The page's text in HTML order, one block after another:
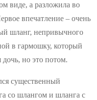
виде, а разложила во
впечатление – очень
шланг, непривычного
в гармошку, который
дочь, но это потом.
существенный
со шлангом и шланга с